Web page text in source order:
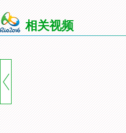
相关视频